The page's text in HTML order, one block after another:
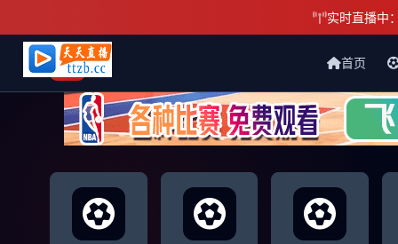
实时直播中
天天直播网
首页